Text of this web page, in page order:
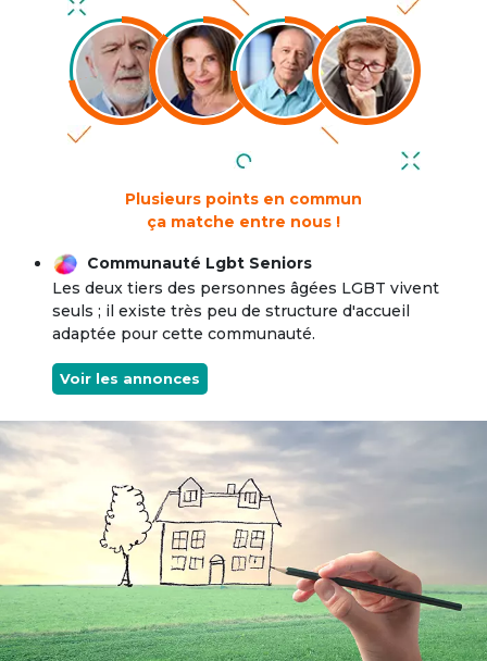
Plusieurs points en commun
ça matche entre nous !
Communauté Lgbt Seniors
Les deux tiers des personnes âgées LGBT vivent
seuls ; il existe très peu de structure d'accueil
adaptée pour cette communauté.
Voir les annonces